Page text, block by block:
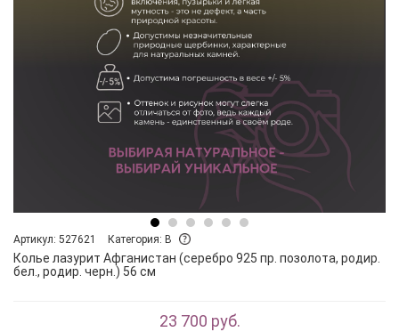
Артикул: 527621 Категория: B
Колье лазурит Афганистан (серебро 925 пр. позолота, родир.
бел., родир. черн.) 56 см
23 700 руб.